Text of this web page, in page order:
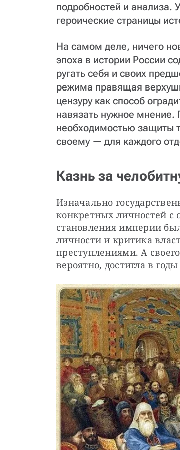
подробностей и анализа.
героические страницы
На самом деле, ничего
эпоха в истории России
ругать себя и своих
режима правящая
цензуру как способ
навязать нужное мнение.
необходимостью защиты
своему — для каждого
Казнь за
Изначально
конкретных личностей с
становления империи
личности и критика
преступлениями. А
вероятно, достигла в